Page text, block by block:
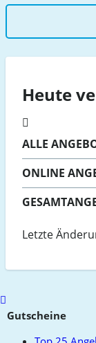
Heute
ALLE
ONLINE
Letzte
Scroll
toGutscheine